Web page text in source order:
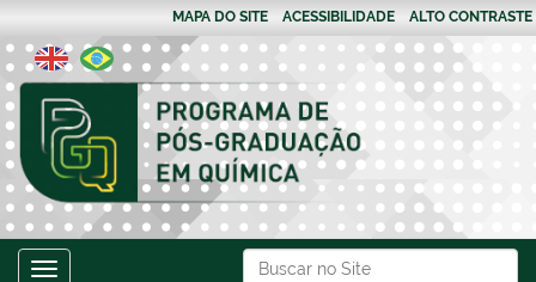
Busca
MAPA DO SITE ACESSIBILIDADE ALTO CONTRASTE
Toggle navigation